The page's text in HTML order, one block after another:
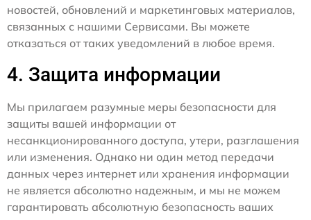
новостей, обновлений и маркетинговых материалов,
связанных с нашими Сервисами. Вы можете
отказаться от таких уведомлений в любое время.
4. Защита информации
Мы прилагаем разумные меры безопасности для
защиты вашей информации от
несанкционированного доступа, утери, разглашения
или изменения. Однако ни один метод передачи
данных через интернет или хранения информации
не является абсолютно надежным, и мы не можем
гарантировать абсолютную безопасность ваших